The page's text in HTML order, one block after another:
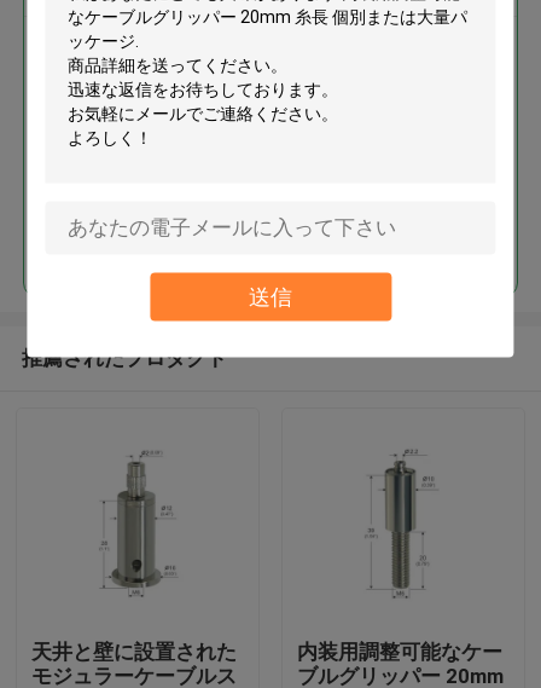
送信
内装用調整可能なケーブルグリ
ッパー 20mm 糸長 個別または大
量パッケージ
続行
推薦されたプロダクト
天井と壁に設置された
モジュラーケーブルス
内装用調整可能なケー
ブルグリッパー 20mm